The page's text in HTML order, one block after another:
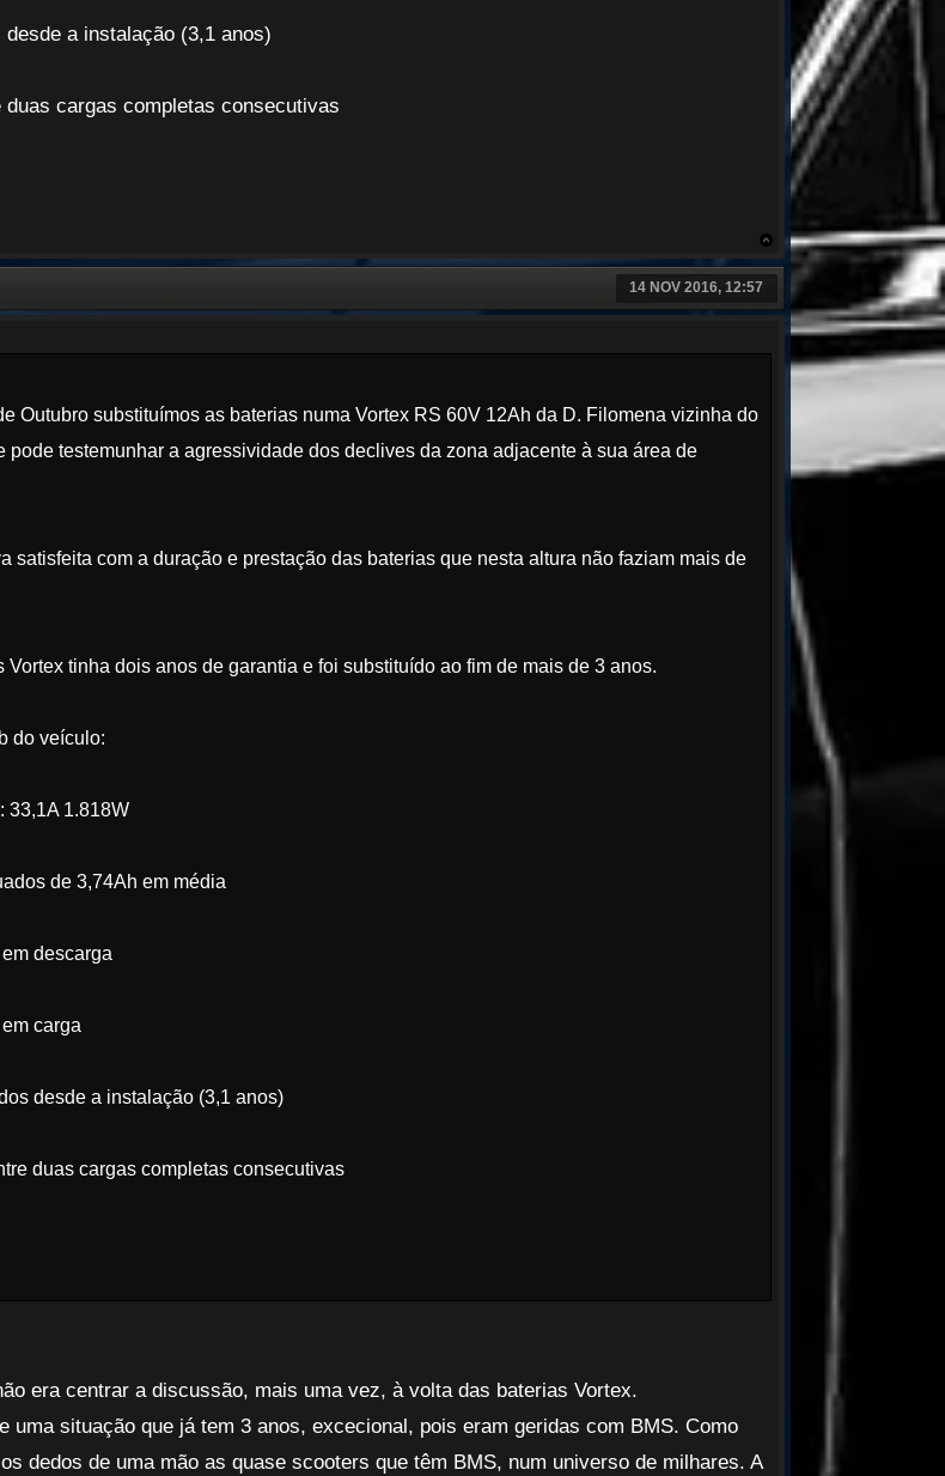
a instalação (3,1 anos)
cargas completas consecutivas
14 NOV 2016, 12:57
Outubro substituímos as baterias numa Vortex RS 60V 12Ah da D. Filomena vizinha do
pode testemunhar a agressividade dos declives da zona adjacente à sua área de
satisfeita com a duração e prestação das baterias que nesta altura não faziam mais de
Vortex tinha dois anos de garantia e foi substituído ao fim de mais de 3 anos.
do veículo:
33,1A 1.818W
de 3,74Ah em média
descarga
carga
desde a instalação (3,1 anos)
duas cargas completas consecutivas
era centrar a discussão, mais uma vez, à volta das baterias Vortex.
uma situação que já tem 3 anos, excecional, pois eram geridas com BMS. Como
dedos de uma mão as quase scooters que têm BMS, num universo de milhares. A